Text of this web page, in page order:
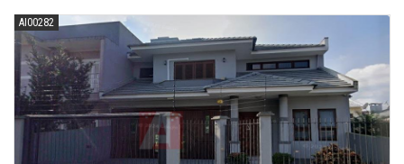
AI00282